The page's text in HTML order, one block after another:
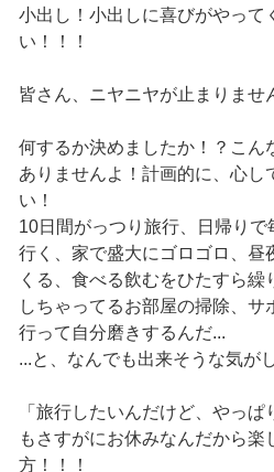
小出し！小出しに喜びがやって
い！！！
皆さん、ニヤニヤが止まりませ
何するか決めましたか！？こん
ありませんよ！計画的に、心し
い！
10日間がっつり旅行、日帰りで
行く、家で盛大にゴロゴロ、昼
くる、食べる飲むをひたすら繰
しちゃってるお部屋の掃除、サ
行って自分磨きするんだ...
...と、なんでも出来そうな気が
「旅行したいんだけど、やっ
もさすがにお休みなんだから楽
方！！！